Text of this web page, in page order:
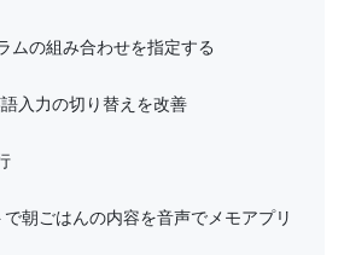
ムの組み合わせを指定する
入力の切り替えを改善
朝ごはんの内容を音声でメモアプリ